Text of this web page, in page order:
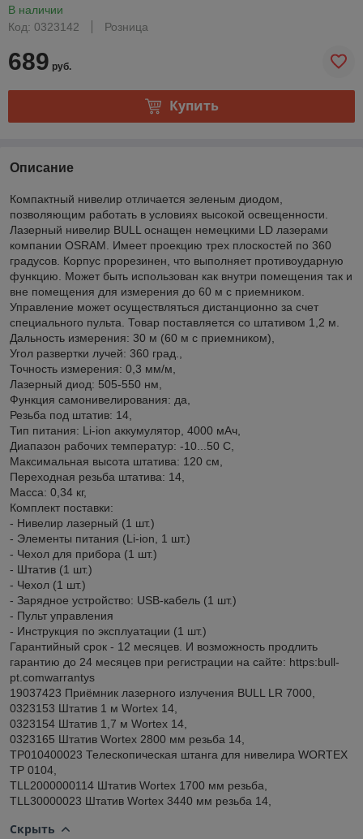
В наличии
Код: 0323142
Розница
689 руб.
Купить
Описание
Компактный нивелир отличается зеленым диодом,
позволяющим работать в условиях высокой освещенности.
Лазерный нивелир BULL оснащен немецкими LD лазерами
компании OSRAM. Имеет проекцию трех плоскостей по 360
градусов. Корпус прорезинен, что выполняет противоударную
функцию. Может быть использован как внутри помещения так и
вне помещения для измерения до 60 м с приемником.
Управление может осуществляться дистанционно за счет
специального пульта. Товар поставляется со штативом 1,2 м.
Дальность измерения: 30 м (60 м с приемником),
Угол развертки лучей: 360 град.,
Точность измерения: 0,3 мм/м,
Лазерный диод: 505-550 нм,
Функция самонивелирования: да,
Резьба под штатив: 14,
Тип питания: Li-ion аккумулятор, 4000 мАч,
Диапазон рабочих температур: -10...50 С,
Максимальная высота штатива: 120 см,
Переходная резьба штатива: 14,
Масса: 0,34 кг,
Комплект поставки:
- Нивелир лазерный (1 шт.)
- Элементы питания (Li-ion, 1 шт.)
- Чехол для прибора (1 шт.)
- Штатив (1 шт.)
- Чехол (1 шт.)
- Зарядное устройство: USB-кабель (1 шт.)
- Пульт управления
- Инструкция по эксплуатации (1 шт.)
Гарантийный срок - 12 месяцев. И возможность продлить
гарантию до 24 месяцев при регистрации на сайте: https:bull-
pt.comwarrantys
19037423 Приёмник лазерного излучения BULL LR 7000,
0323153 Штатив 1 м Wortex 14,
0323154 Штатив 1,7 м Wortex 14,
0323165 Штатив Wortex 2800 мм резьба 14,
TP010400023 Телескопическая штанга для нивелира WORTEX
TP 0104,
TLL2000000114 Штатив Wortex 1700 мм резьба,
TLL30000023 Штатив Wortex 3440 мм резьба 14,
Скрыть